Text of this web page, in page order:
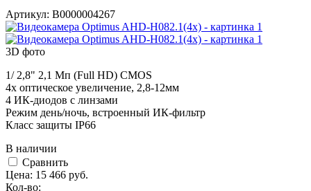
Артикул: В0000004267
3D фото
1/ 2,8" 2,1 Мп (Full HD) CMOS
4х оптическое увеличение, 2,8-12мм
4 ИК-диодов с линзами
Режим день/ночь, встроенный ИК-фильтр
Класс защиты IР66
В наличии
Cравнить
Цена: 15 466 руб.
Кол-во: